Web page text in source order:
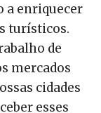
a enriquecer
turísticos.
de
mercados
cidades
esses